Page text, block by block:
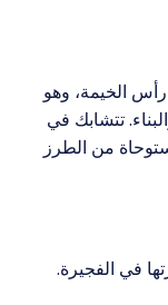
عام 1985 في إمارة رأس الخيمة، وهو
تتشابك في
من الطرز
في الفجيرة.